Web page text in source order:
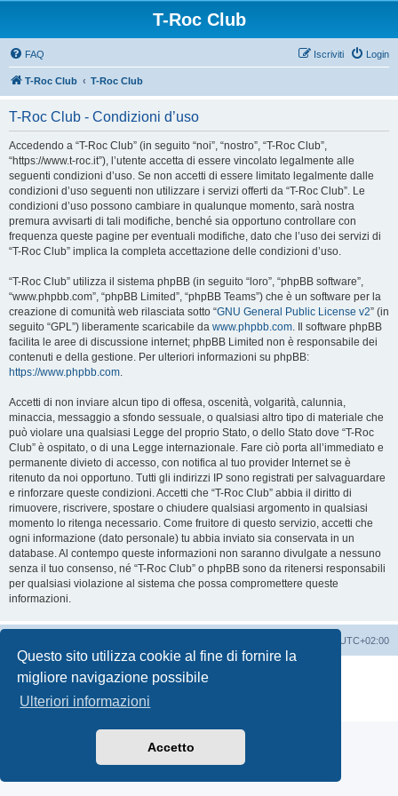
Questo sito utilizza cookie al fine di fornire la
migliore navigazione possibile
Ulteriori informazioni
Accetto
T-Roc Club
FAQ Login
Iscriviti
T-Roc Club T-Roc Club
T-Roc Club - Condizioni d’uso
Accedendo a “T-Roc Club” (in seguito “noi”, “nostro”, “T-Roc Club”,
“https://www.t-roc.it”), l’utente accetta di essere vincolato legalmente alle
seguenti condizioni d’uso. Se non accetti di essere limitato legalmente dalle
condizioni d’uso seguenti non utilizzare i servizi offerti da “T-Roc Club”. Le
condizioni d’uso possono cambiare in qualunque momento, sarà nostra
premura avvisarti di tali modifiche, benché sia opportuno controllare con
frequenza queste pagine per eventuali modifiche, dato che l’uso dei servizi di
“T-Roc Club” implica la completa accettazione delle condizioni d’uso.
“T-Roc Club” utilizza il sistema phpBB (in seguito “loro”, “phpBB software”,
“www.phpbb.com”, “phpBB Limited”, “phpBB Teams”) che è un software per la
creazione di comunità web rilasciata sotto “GNU General Public License v2” (in
seguito “GPL”) liberamente scaricabile da www.phpbb.com. Il software phpBB
facilita le aree di discussione internet; phpBB Limited non è responsabile dei
contenuti e della gestione. Per ulteriori informazioni su phpBB:
https://www.phpbb.com.
Accetti di non inviare alcun tipo di offesa, oscenità, volgarità, calunnia,
minaccia, messaggio a sfondo sessuale, o qualsiasi altro tipo di materiale che
può violare una qualsiasi Legge del proprio Stato, o dello Stato dove “T-Roc
Club” è ospitato, o di una Legge internazionale. Fare ciò porta all’immediato e
permanente divieto di accesso, con notifica al tuo provider Internet se è
ritenuto da noi opportuno. Tutti gli indirizzi IP sono registrati per salvaguardare
e rinforzare queste condizioni. Accetti che “T-Roc Club” abbia il diritto di
rimuovere, riscrivere, spostare o chiudere qualsiasi argomento in qualsiasi
momento lo ritenga necessario. Come fruitore di questo servizio, accetti che
ogni informazione (dato personale) tu abbia inviato sia conservata in un
database. Al contempo queste informazioni non saranno divulgate a nessuno
senza il tuo consenso, né “T-Roc Club” o phpBB sono da ritenersi responsabili
per qualsiasi violazione al sistema che possa compromettere queste
informazioni.
UTC+02:00
Creato da
® Forum Software © phpBB Limited
Traduzione Italiana